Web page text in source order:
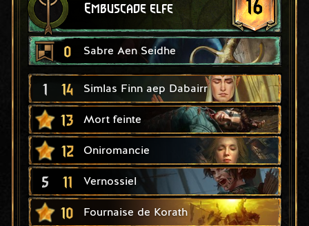
Embuscade elfe 16
0 Sabre Aen Seidhe
1 14 Simlas Finn aep Dabairr
13 Mort feinte
12 Oniromancie
5 11 Vernossiel
10 Fournaise de Korath